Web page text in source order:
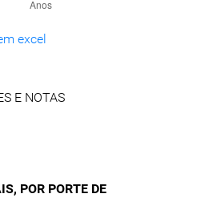
excel
E NOTAS
POR PORTE DE